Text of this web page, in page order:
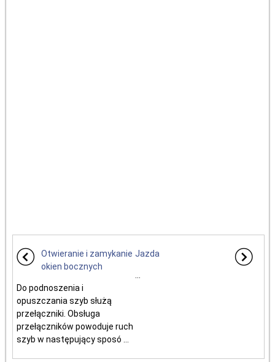
Otwieranie i zamykanie
okien bocznych
Do podnoszenia i
opuszczania szyb służą
przełączniki. Obsługa
przełączników powoduje ruch
szyb w następujący sposó ...
Jazda